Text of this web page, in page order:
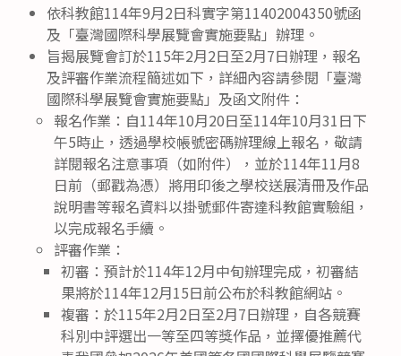
依科教館114年9月2日科實字第11402004350號函
及「臺灣國際科學展覽會實施要點」辦理。
旨揭展覽會訂於115年2月2日至2月7日辦理，報名
及評審作業流程簡述如下，詳細內容請參閱「臺灣
國際科學展覽會實施要點」及函文附件：
報名作業：自114年10月20日至114年10月31日下
午5時止，透過學校帳號密碼辦理線上報名，敬請
詳閱報名注意事項（如附件），並於114年11月8
日前（郵戳為憑）將用印後之學校送展清冊及作品
說明書等報名資料以掛號郵件寄達科教館實驗組，
以完成報名手續。
評審作業：
初審：預計於114年12月中旬辦理完成，初審結
果將於114年12月15日前公布於科教館網站。
複審：於115年2月2日至2月7日辦理，自各競賽
科別中評選出一等至四等獎作品，並擇優推薦代